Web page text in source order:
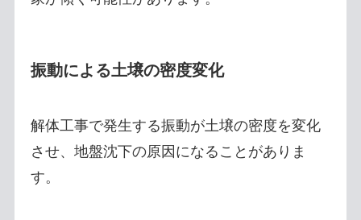
振動による土壌の密度変化
解体工事で発生する振動が土壌の密度を変化
させ、地盤沈下の原因になることがありま
す。